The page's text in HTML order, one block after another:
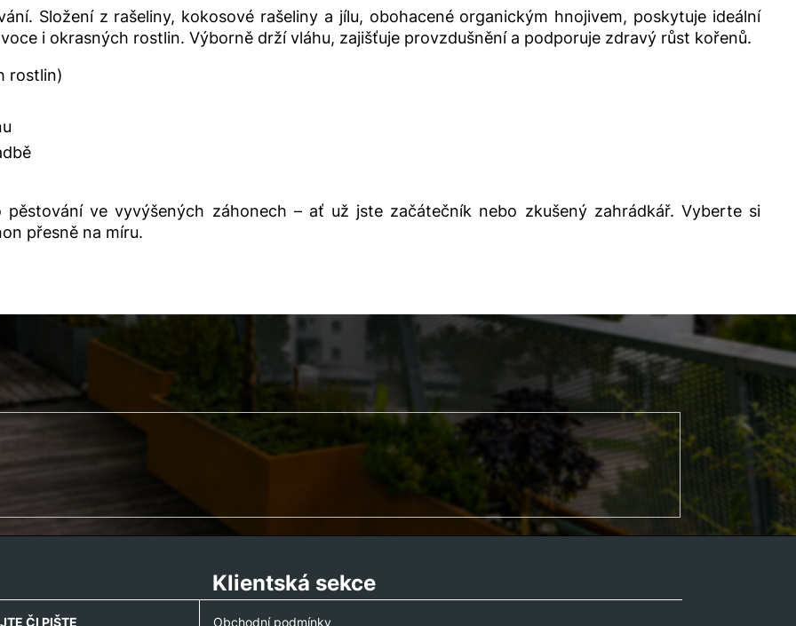
Složení z rašeliny, kokosové rašeliny a jílu, obohacené organickým hnojivem, poskytuje ideální
i okrasných rostlin. Výborně drží vláhu, zajišťuje provzdušnění a podporuje zdravý růst kořenů.
rostlin)
ve vyvýšených záhonech – ať už jste začátečník nebo zkušený zahrádkář. Vyberte si
přesně na míru.
ČI PIŠTE
Klientská sekce
Obchodní podmínky